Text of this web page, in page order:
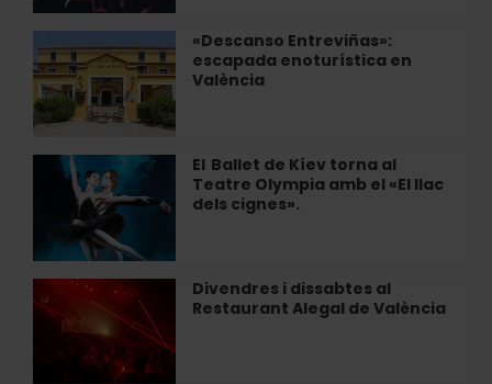
«Descanso Entreviñas»:
escapada enoturística en
València
«Descanso
Entreviñas»:
escapada
enoturística
en
València
El Ballet de Kíev torna al
Teatre Olympia amb el «El llac
dels cignes».
Ballet
torna
al
Teatre
Olympia
amb
Divendres i dissabtes al
Restaurant Alegal de València
Divendres
dissabtes